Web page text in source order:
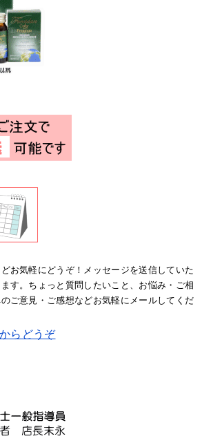
どお気軽にどうぞ！メッセージを送信していた
す。ちょっと質問したいこと、お悩み・ご相
ご意見・ご感想などお気軽にメールしてくだ
らどうぞ